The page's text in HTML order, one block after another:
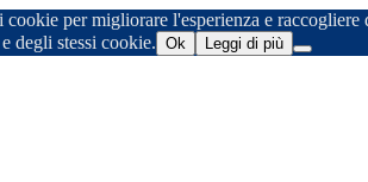
per migliorare l'esperienza e
degli stessi cookie. Ok Leggi di più